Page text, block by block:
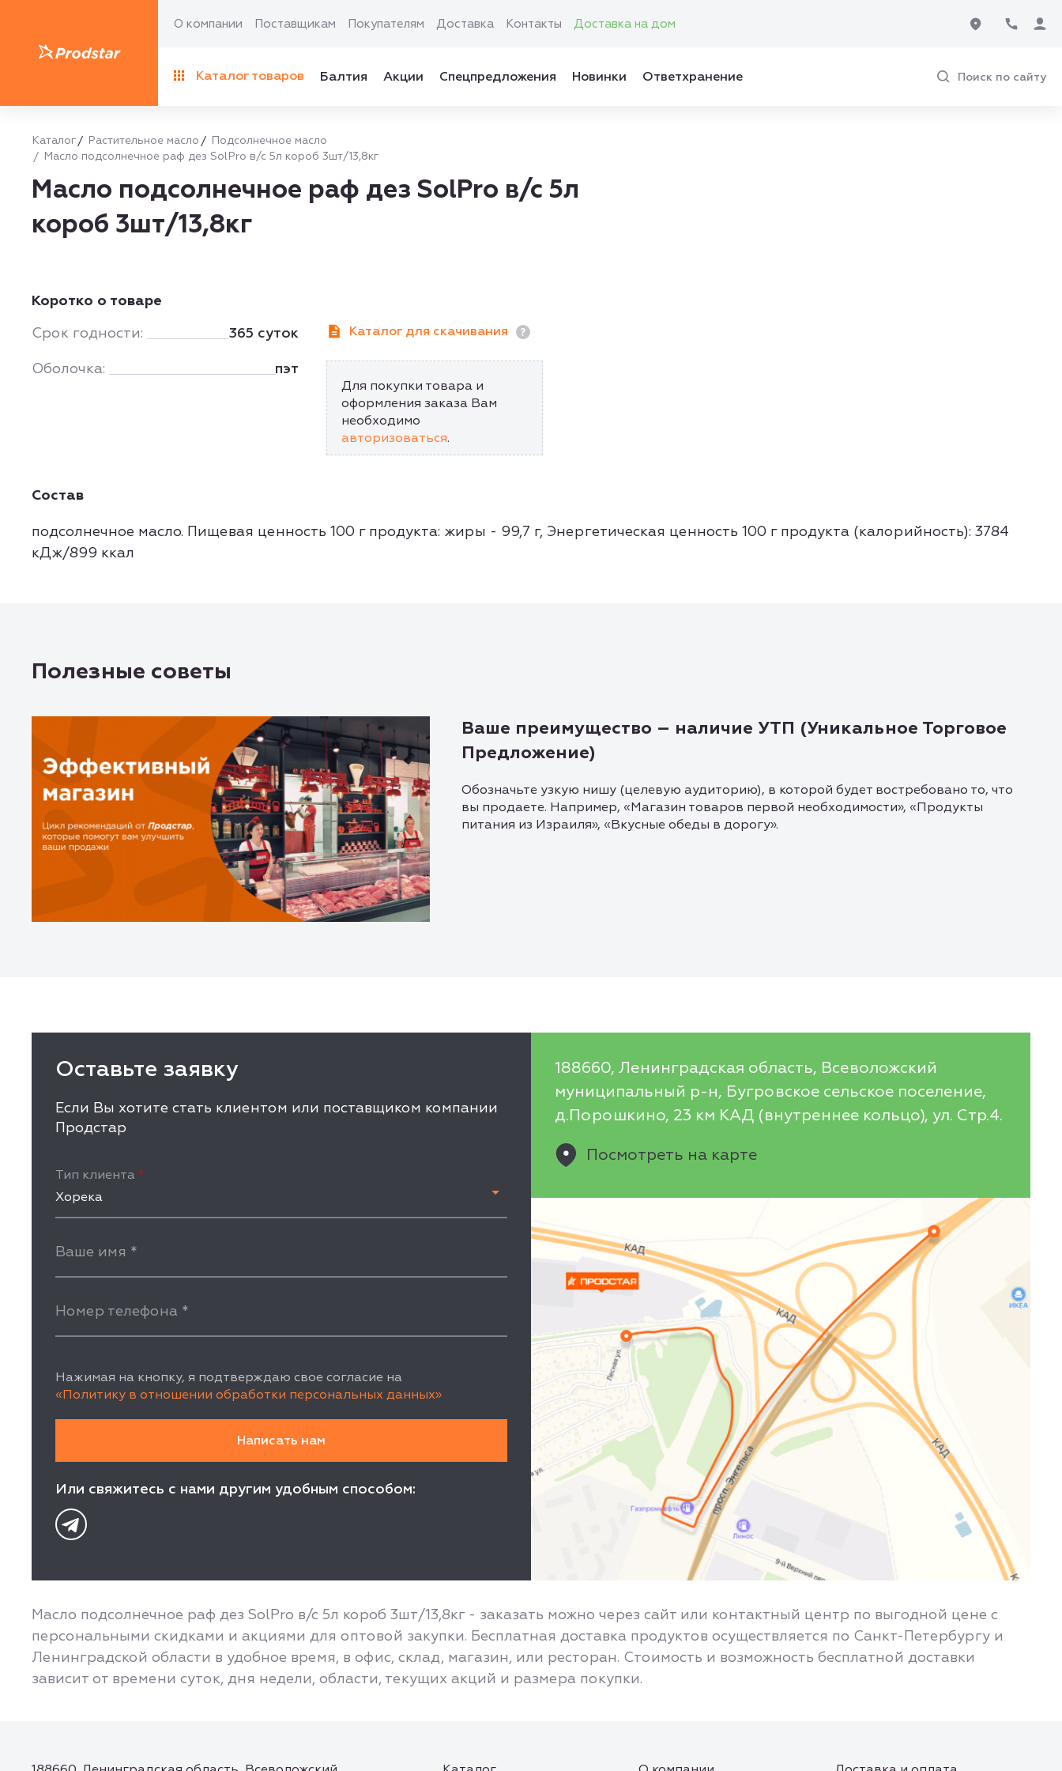
О компании Поставщикам Покупателям Доставка Контакты Доставка на дом
Каталог товаров Балтия Акции Спецпредложения Новинки Ответхранение Поиск по сайту
Каталог Растительное масло
Подсолнечное масло
Масло подсолнечное раф дез SolPro в/с 5л короб 3шт/13,8кг
Масло подсолнечное раф дез SolPro в/с 5л
короб 3шт/13,8кг
Коротко о товаре
Срок годности:
365 суток
Оболочка:
пэт
Каталог для скачивания
Для покупки товара и
оформления заказа Вам
необходимо
авторизоваться.
Состав
подсолнечное масло. Пищевая ценность 100 г продукта: жиры - 99,7 г, Энергетическая ценность 100 г продукта (калорийность): 3784
кДж/899 ккал
Полезные советы
Ваше преимущество – наличие УТП (Уникальное Торговое
Предложение)
Обозначьте узкую нишу (целевую аудиторию), в которой будет востребовано то, что
вы продаете. Например, «Магазин товаров первой необходимости», «Продукты
питания из Израиля», «Вкусные обеды в дорогу».
Оставьте заявку
Если Вы хотите стать клиентом или поставщиком компании
Продстар
Тип клиента *
Хорека
Ваше имя *
Номер телефона *
Нажимая на кнопку, я подтверждаю свое согласие на
«Политику в отношении обработки персональных данных»
Или свяжитесь с нами другим удобным способом:
188660, Ленинградская область, Всеволожский
муниципальный р-н, Бугровское сельское поселение,
д.Порошкино, 23 км КАД (внутреннее кольцо), ул. Стр.4.
Посмотреть на карте
Масло подсолнечное раф дез SolPro в/с 5л короб 3шт/13,8кг - заказать можно через сайт или контактный центр по выгодной цене с
персональными скидками и акциями для оптовой закупки. Бесплатная доставка продуктов осуществляется по Санкт-Петербургу и
Ленинградской области в удобное время, в офис, склад, магазин, или ресторан. Стоимость и возможность бесплатной доставки
зависит от времени суток, дня недели, области, текущих акций и размера покупки.